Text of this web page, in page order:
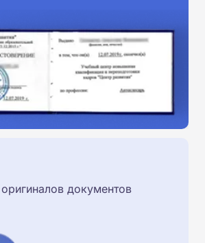
документов